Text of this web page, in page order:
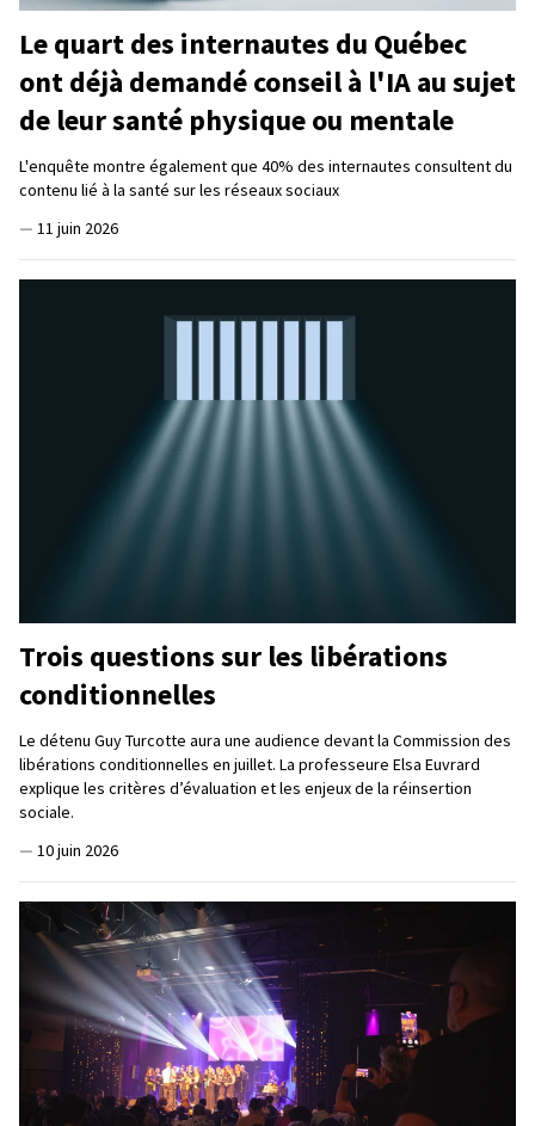
Le quart des internautes du Québec
ont déjà demandé conseil à l'IA au sujet
de leur santé physique ou mentale
L'enquête montre également que 40% des internautes consultent du
contenu lié à la santé sur les réseaux sociaux
— 11 juin 2026
Trois questions sur les libérations
conditionnelles
Le détenu Guy Turcotte aura une audience devant la Commission des
libérations conditionnelles en juillet. La professeure Elsa Euvrard
explique les critères d’évaluation et les enjeux de la réinsertion
sociale.
— 10 juin 2026